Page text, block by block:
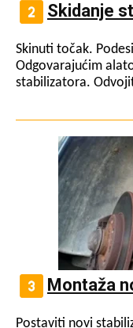
Skidanje
Skinuti točak.
Odgovarajućim
stabilizatora.
Montaža
Postaviti novi